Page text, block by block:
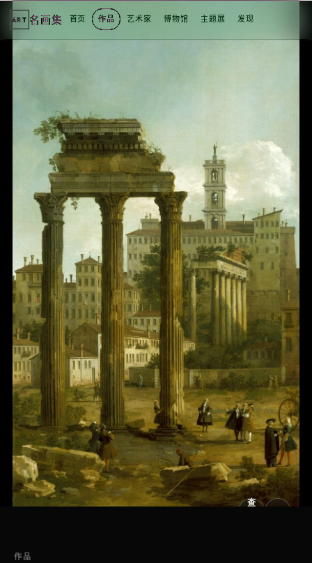
ART 名画集 首页 作品 艺术家 博物馆 主题展 发现
3
个
看
点
1
2
3
查
作品